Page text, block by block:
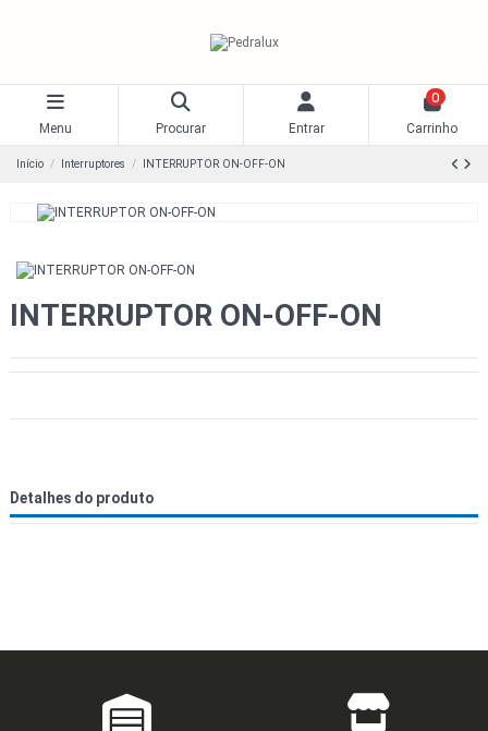
Menu Procurar Entrar
0
Carrinho
Início Interruptores INTERRUPTOR ON-OFF-ON
INTERRUPTOR ON-OFF-ON
Detalhes do produto